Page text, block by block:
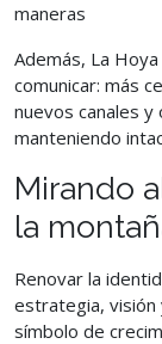
maneras
Además, La
comunicar: más
nuevos canales y
manteniendo
Mirando
la
Renovar la
estrategia, visión
símbolo de